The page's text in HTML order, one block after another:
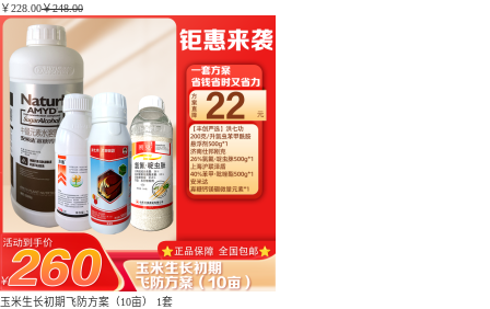
￥228.00￥248.00
玉米生长初期飞防方案（10亩） 1套